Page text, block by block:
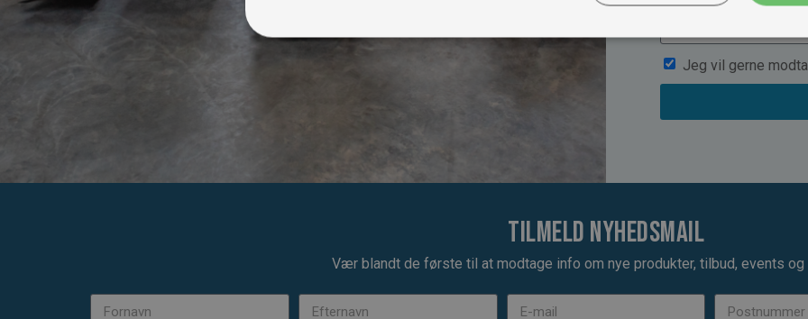
Jeg vil gerne
Tilmeld nyhedsmail
Vær blandt de første til at modtage info om nye produkter, tilbud, events og